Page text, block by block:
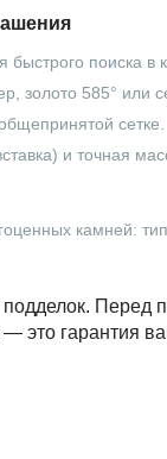
поиска в
золото 585° или
сетке.
и точная
камней:
Перед
это гарантия